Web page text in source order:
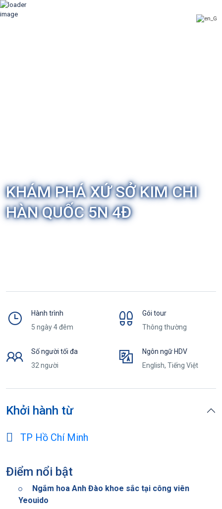
KHÁM PHÁ XỨ SỞ KIM CHI
HÀN QUỐC 5N 4Đ
Hành trình
5 ngày 4 đêm
Gói tour
Thông thường
Số người tối đa
32 người
Ngôn ngữ HDV
English, Tiếng Việt
Khởi hành từ
TP Hồ Chí Minh
Điểm nổi bật
Ngắm hoa Anh Đào khoe sắc tại công viên
Yeouido